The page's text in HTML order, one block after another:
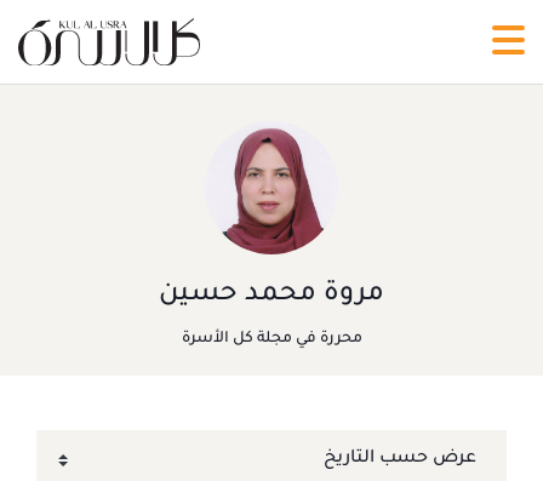
مروة محمد حسين
محررة في مجلة كل الأسرة